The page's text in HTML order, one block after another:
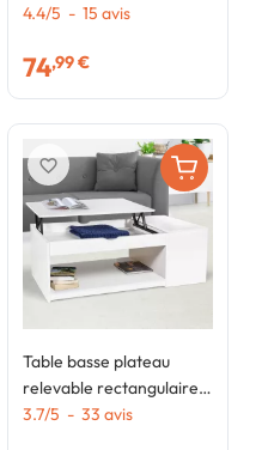
EDEN effet béton et
4.4/5 - 15 avis
74,99 €
Table basse plateau
relevable rectangulaire
ELEA avec coffre bois
3.7/5 - 33 avis
favorite_border